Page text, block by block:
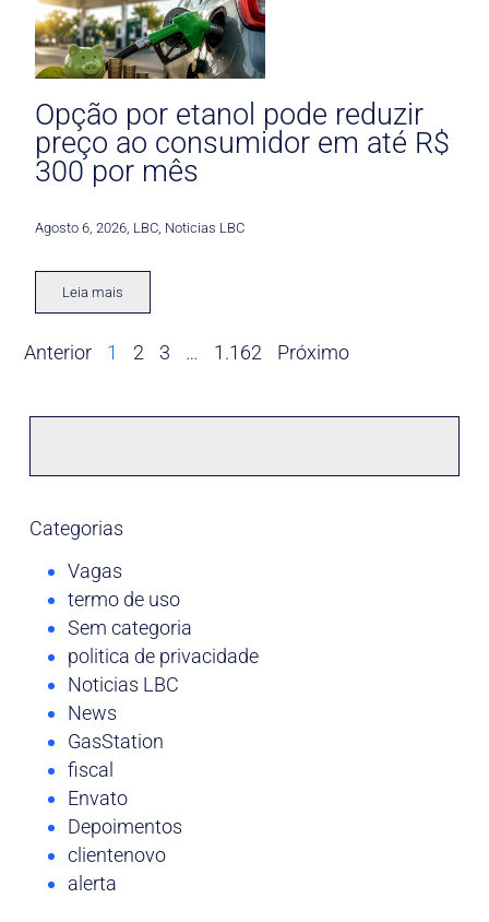
Opção por etanol pode reduzir
preço ao consumidor em até R$
300 por mês
Agosto 6, 2026 LBC Noticias LBC
Leia mais
Anterior 1 2 3 … 1.162 Próximo
Categorias
Vagas
termo de uso
Sem categoria
politica de privacidade
Noticias LBC
News
GasStation
fiscal
Envato
Depoimentos
clientenovo
alerta